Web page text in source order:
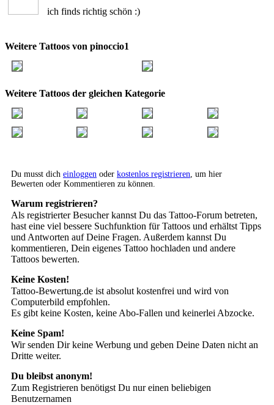
ich finds richtig schön :)
Weitere Tattoos von pinoccio1
Weitere Tattoos der gleichen Kategorie
Du musst dich einloggen oder kostenlos registrieren , um hier
Bewerten oder Kommentieren zu können.
Warum registrieren?
Als registrierter Besucher kannst Du das Tattoo-Forum betreten,
hast eine viel bessere Suchfunktion für Tattoos und erhältst Tipps
und Antworten auf Deine Fragen. Außerdem kannst Du
kommentieren, Dein eigenes Tattoo hochladen und andere
Tattoos bewerten.
Keine Kosten!
Tattoo-Bewertung.de ist absolut kostenfrei und wird von
Computerbild empfohlen.
Es gibt keine Kosten, keine Abo-Fallen und keinerlei Abzocke.
Keine Spam!
Wir senden Dir keine Werbung und geben Deine Daten nicht an
Dritte weiter.
Du bleibst anonym!
Zum Registrieren benötigst Du nur einen beliebigen
Benutzernamen